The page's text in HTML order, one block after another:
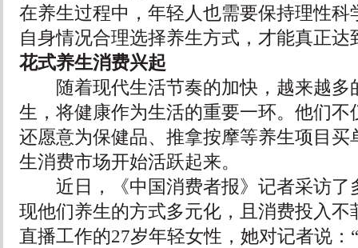
在养生过程中，年轻人也需要保持理性科
自身情况合理选择养生方式，才能真正达
花式养生消费兴起
随着现代生活节奏的加快，越来越多
生，将健康作为生活的重要一环。他们不
还愿意为保健品、推拿按摩等养生项目买
生消费市场开始活跃起来。
近日，《中国消费者报》记者采访了
现他们养生的方式多元化，且消费投入不
直播工作的27岁年轻女性，她对记者说：